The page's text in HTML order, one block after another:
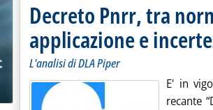
Decreto Pnrr, tra
applicazione e
L'analisi di DLA Piper
E' in
recante